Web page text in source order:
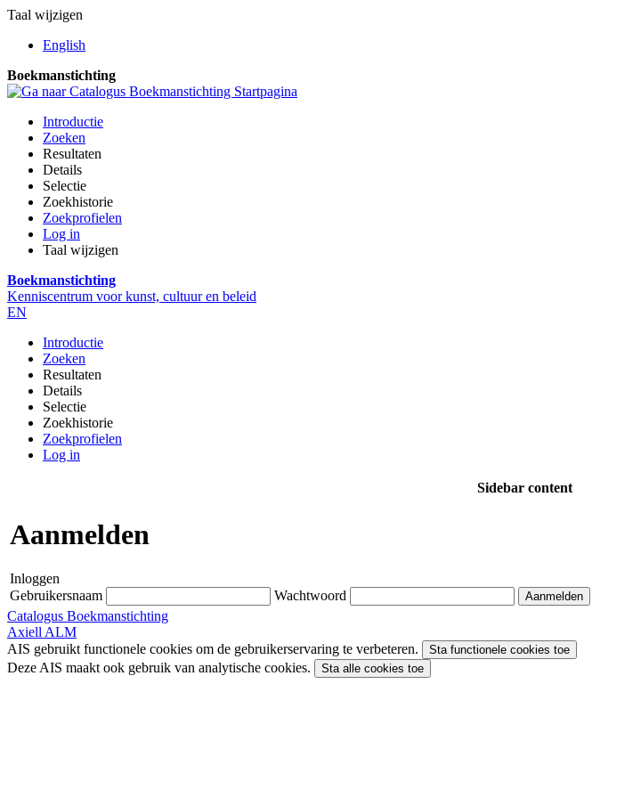
Taal wijzigen
English
Boekmanstichting
Introductie
Zoeken
Resultaten
Details
Selectie
Zoekhistorie
Zoekprofielen
Log in
Taal wijzigen
Boekmanstichting
Kenniscentrum voor kunst, cultuur en beleid
EN
Introductie
Zoeken
Resultaten
Details
Selectie
Zoekhistorie
Zoekprofielen
Log in
Sidebar content
Aanmelden
Inloggen
Gebruikersnaam
Wachtwoord Aanmelden
Catalogus Boekmanstichting
Axiell ALM
AIS gebruikt functionele cookies om de gebruikerservaring te verbeteren.
Sta functionele cookies toe
Deze AIS maakt ook gebruik van analytische cookies. Sta alle cookies toe